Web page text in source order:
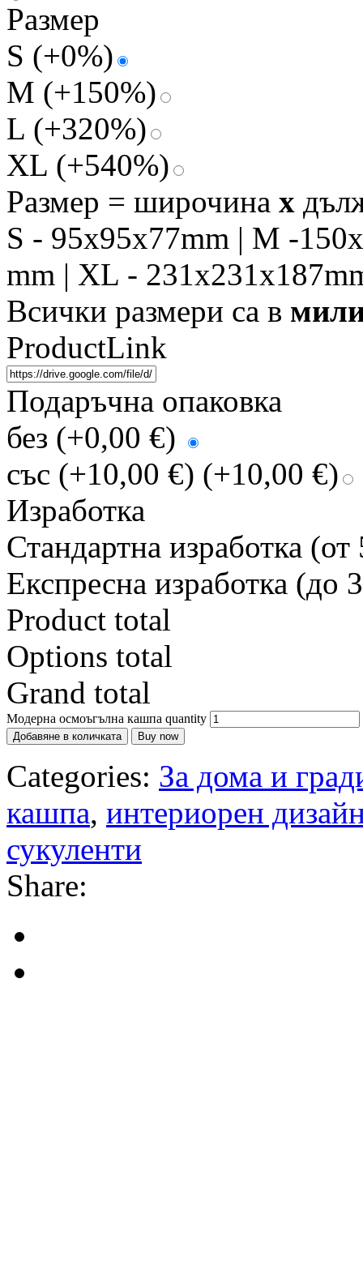
Размер
S (+0%)
M (+150%)
L (+320%)
XL (+540%)
Размер = широчина x
S - 95x95x77mm | M -
mm | XL -
Всички размери са в
ProductLink
Подаръчна опаковка
без (+0,00 €)
със (+10,00 €) (+10,00 €)
Изработка
Стандартна изработка
Експресна изработка
Product total
Options total
Grand total
Модерна осмоъгълна кашпа quantity
Добавяне в количката Buy now
Categories: За дома и
кашпа, интериорен
сукуленти
Share: